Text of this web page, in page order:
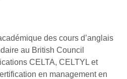
des cours d’anglais
au British Council
CELTA, CELTYL et
en management en